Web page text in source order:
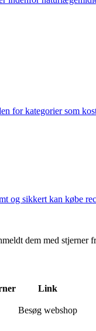
for kategorier som
og sikkert kan købe
dem med
Link
Besøg webshop